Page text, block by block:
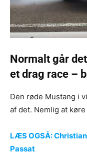
Normalt går
et drag race –
Den røde Mustang i
af det. Nemlig at
LÆS OGSÅ:
Passat